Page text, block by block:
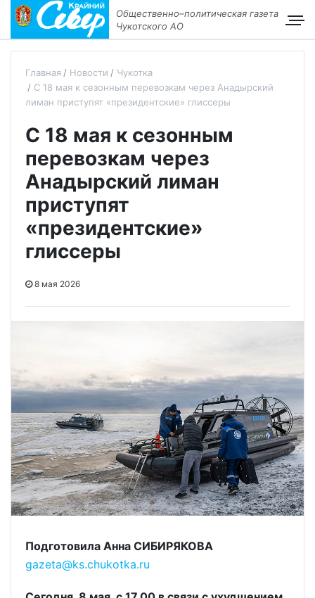
Общественно–политическая газета
Чукотского АО
Главная Новости
Чукотка
С 18 мая к сезонным перевозкам через Анадырский
лиман приступят «президентские» глиссеры
С 18 мая к сезонным
перевозкам через
Анадырский лиман
приступят
«президентские»
глиссеры
8 мая 2026
Подготовила Анна СИБИРЯКОВА
gazeta@ks.chukotka.ru